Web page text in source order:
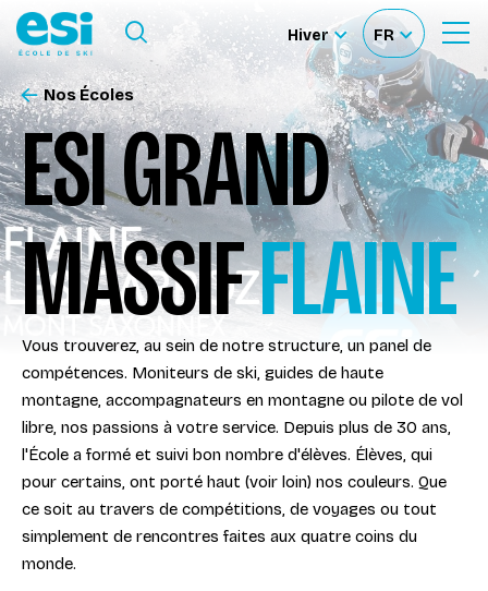
Ouvrir
formulaire
de
recherche
Nos Écoles
Nos Activités
À propos
Deviens Moniteur
Accès moniteur
Ouvrir le Menu
Hiver
Sélectionner
site
FR
Sélectionnez
votre
langue
ESI GRAND
MASSIFFLAINE
Nos Écoles
Vous trouverez, au sein de notre structure, un panel de
compétences. Moniteurs de ski, guides de haute
montagne, accompagnateurs en montagne ou pilote de vol
libre, nos passions à votre service. Depuis plus de 30 ans,
l'École a formé et suivi bon nombre d'élèves. Élèves, qui
pour certains, ont porté haut (voir loin) nos couleurs. Que
ce soit au travers de compétitions, de voyages ou tout
simplement de rencontres faites aux quatre coins du
monde.